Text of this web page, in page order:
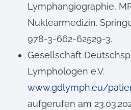
Lymphangiographie,
Nuklearmedizin.
978-3-662-62529-3.
Gesellschaft
Lymphologen e.V.
www.gdlymph.eu/
aufgerufen am